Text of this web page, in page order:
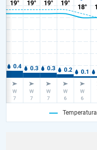
Temperatura